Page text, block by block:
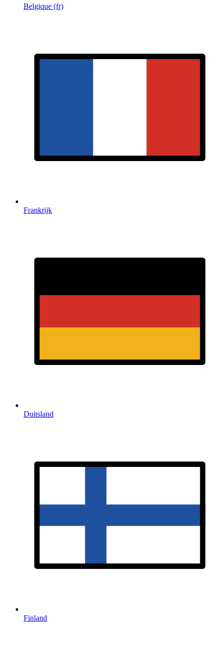
Belgique (fr)
Frankrijk
Duitsland
Finland